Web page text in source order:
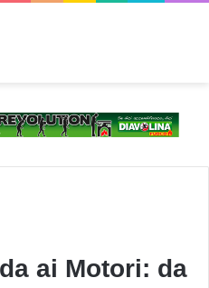
ai Motori: da